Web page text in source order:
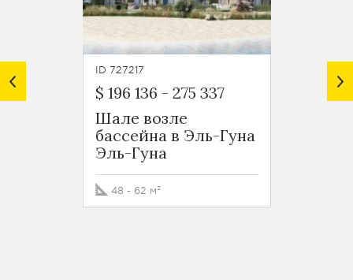
ID 727217
$ 196 136 - 275 337
Шале возле
бассейна в Эль-Гуна
Эль-Гуна
48 - 62 м²
$